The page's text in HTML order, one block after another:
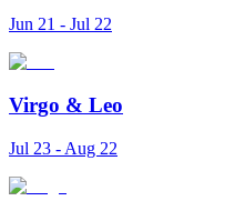
Jun 21 - Jul 22
Virgo & Leo
Jul 23 - Aug 22